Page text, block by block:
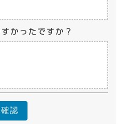
かったですか？
確認